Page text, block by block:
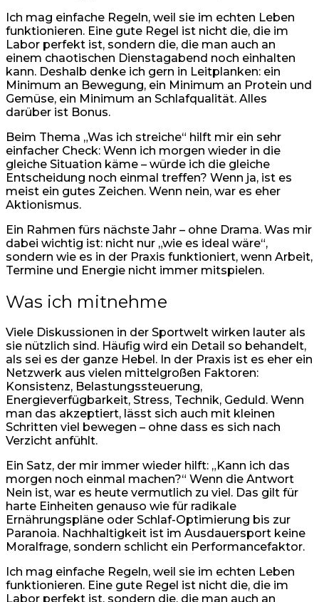
Ich mag einfache Regeln, weil sie im echten Leben
funktionieren. Eine gute Regel ist nicht die, die im
Labor perfekt ist, sondern die, die man auch an
einem chaotischen Dienstagabend noch einhalten
kann. Deshalb denke ich gern in Leitplanken: ein
Minimum an Bewegung, ein Minimum an Protein und
Gemüse, ein Minimum an Schlafqualität. Alles
darüber ist Bonus.
Beim Thema „Was ich streiche“ hilft mir ein sehr
einfacher Check: Wenn ich morgen wieder in die
gleiche Situation käme – würde ich die gleiche
Entscheidung noch einmal treffen? Wenn ja, ist es
meist ein gutes Zeichen. Wenn nein, war es eher
Aktionismus.
Ein Rahmen fürs nächste Jahr – ohne Drama. Was mir
dabei wichtig ist: nicht nur „wie es ideal wäre“,
sondern wie es in der Praxis funktioniert, wenn Arbeit,
Termine und Energie nicht immer mitspielen.
Was ich mitnehme
Viele Diskussionen in der Sportwelt wirken lauter als
sie nützlich sind. Häufig wird ein Detail so behandelt,
als sei es der ganze Hebel. In der Praxis ist es eher ein
Netzwerk aus vielen mittelgroßen Faktoren:
Konsistenz, Belastungssteuerung,
Energieverfügbarkeit, Stress, Technik, Geduld. Wenn
man das akzeptiert, lässt sich auch mit kleinen
Schritten viel bewegen – ohne dass es sich nach
Verzicht anfühlt.
Ein Satz, der mir immer wieder hilft: „Kann ich das
morgen noch einmal machen?“ Wenn die Antwort
Nein ist, war es heute vermutlich zu viel. Das gilt für
harte Einheiten genauso wie für radikale
Ernährungspläne oder Schlaf-Optimierung bis zur
Paranoia. Nachhaltigkeit ist im Ausdauersport keine
Moralfrage, sondern schlicht ein Performancefaktor.
Ich mag einfache Regeln, weil sie im echten Leben
funktionieren. Eine gute Regel ist nicht die, die im
Labor perfekt ist, sondern die, die man auch an